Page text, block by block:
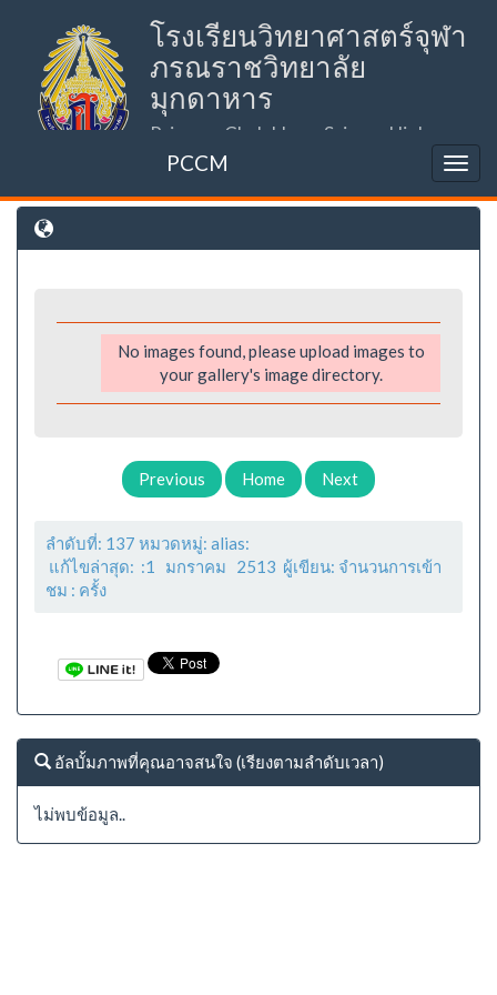
โรงเรียนวิทยาศาสตร์จุฬา
ภรณราชวิทยาลัย
มุกดาหาร
Princess Chulabhorn Science High
School Mukdahan (PCSHSM)
PCCM
No images found, please upload images to
your gallery's image directory.
Previous Home Next
ลำดับที่: 137 หมวดหมู่: alias:
แก้ไขล่าสุด: :1 มกราคม 2513 ผู้เขียน: จำนวนการเข้า
ชม : ครั้ง
อัลบั้มภาพที่คุณอาจสนใจ (เรียงตามลำดับเวลา)
ไม่พบข้อมูล..